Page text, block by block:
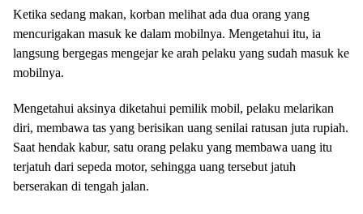
Ketika sedang makan, korban melihat ada dua orang yang
mencurigakan masuk ke dalam mobilnya. Mengetahui itu, ia
langsung bergegas mengejar ke arah pelaku yang sudah masuk ke
mobilnya.
Mengetahui aksinya diketahui pemilik mobil, pelaku melarikan
diri, membawa tas yang berisikan uang senilai ratusan juta rupiah.
Saat hendak kabur, satu orang pelaku yang membawa uang itu
terjatuh dari sepeda motor, sehingga uang tersebut jatuh
berserakan di tengah jalan.